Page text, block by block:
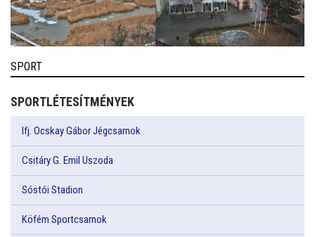
SPORT
SPORTLÉTESÍTMÉNYEK
Ifj. Ocskay Gábor Jégcsarnok
Csitáry G. Emil Uszoda
Sóstói Stadion
Köfém Sportcsarnok